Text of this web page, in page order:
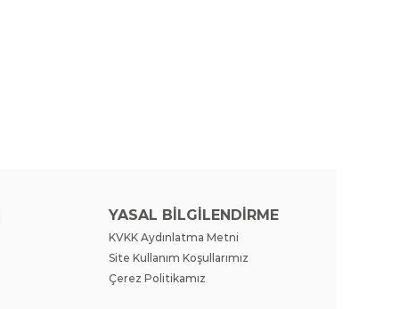
YASAL BİLGİLENDİRME
KVKK Aydınlatma Metni
Site Kullanım Koşullarımız
Çerez Politikamız